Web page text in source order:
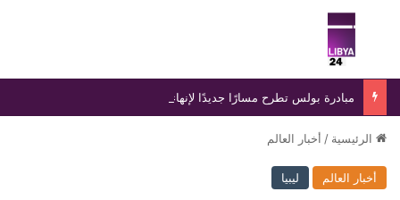
بحث عن
مبادرة بولس تطرح مسارًا جديدًا لإنهاء الانسداد السياسي في ليبيا
الرئيسية / أخبار العالم
أخبار العالم ليبيا